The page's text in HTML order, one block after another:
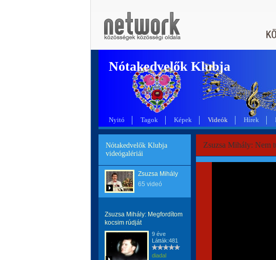
Nótakedvelők Klubja
Nyitó Tagok Képek Videók Hírek
Nótakedvelők Klubja
videógalériái
Zsuzsa Mihály
65 videó
Zsuzsa Mihály: Megfordítom
kocsim rúdját
9 éve
Látták:481
diadal
Zsuzsa Mihály: Nem